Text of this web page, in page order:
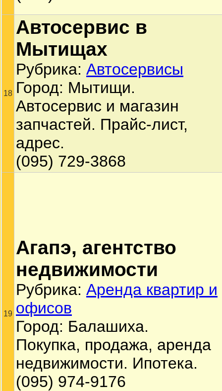
18
Автосервис в
Мытищах
Рубрика: Автосервисы
Город: Мытищи.
Автосервис и магазин
запчастей. Прайс-лист,
адрес.
(095) 729-3868
19
Агапэ, агентство
недвижимости
Рубрика: Аренда квартир и
офисов
Город: Балашиха.
Покупка, продажа, аренда
недвижимости. Ипотека.
(095) 974-9176